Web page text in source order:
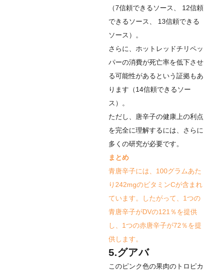
（7信頼できるソース 12信頼
できるソース
13信頼できる
ソース ）。
さらに、ホットレッドチリペッ
パーの消費が死亡率を低下させ
る可能性があるという証拠もあ
ります（14信頼できるソー
ス ）。
ただし、唐辛子の健康上の利点
を完全に理解するには、さらに
多くの研究が必要です。
まとめ
青唐辛子には、100グラムあた
り242mgのビタミンCが含まれ
ています。したがって、1つの
青唐辛子がDVの121％を提供
し、1つの赤唐辛子が72％を提
供します。
5.グアバ
このピンク色の果肉のトロピカ